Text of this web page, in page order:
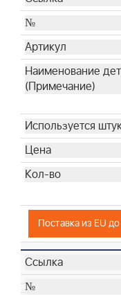
Поставка из EU